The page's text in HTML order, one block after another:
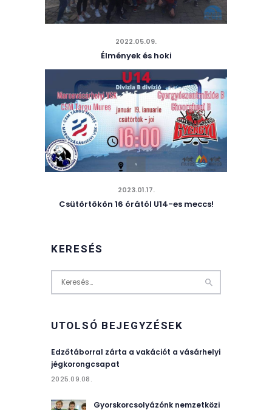
2022.05.09.
Élmények és hoki
2023.01.17.
Csütörtökön 16 órától U14-es meccs!
KERESÉS
UTOLSÓ BEJEGYZÉSEK
Edzőtáborral zárta a vakációt a vásárhelyi
jégkorongcsapat
2025.09.08.
Gyorskorcsolyázónk nemzetközi